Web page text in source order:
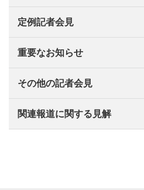
定例記者会見
重要なお知らせ
その他の記者会見
関連報道に関する見解